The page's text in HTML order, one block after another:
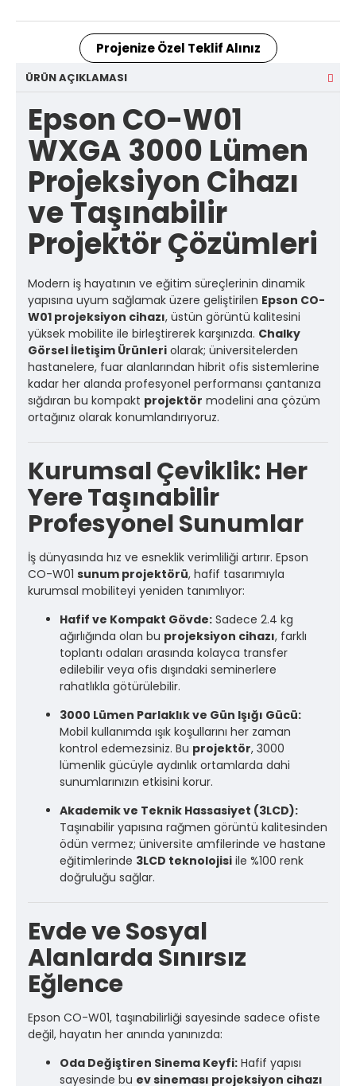
Projenize Özel Teklif Alınız
ÜRÜN AÇIKLAMASI
Epson CO-W01
WXGA 3000 Lümen
Projeksiyon Cihazı
ve Taşınabilir
Projektör Çözümleri
Modern iş hayatının ve eğitim süreçlerinin dinamik
yapısına uyum sağlamak üzere geliştirilen Epson CO-
W01 projeksiyon cihazı, üstün görüntü kalitesini
yüksek mobilite ile birleştirerek karşınızda. Chalky
Görsel İletişim Ürünleri olarak; üniversitelerden
hastanelere, fuar alanlarından hibrit ofis sistemlerine
kadar her alanda profesyonel performansı çantanıza
sığdıran bu kompakt projektör modelini ana çözüm
ortağınız olarak konumlandırıyoruz.
Kurumsal Çeviklik: Her
Yere Taşınabilir
Profesyonel Sunumlar
İş dünyasında hız ve esneklik verimliliği artırır. Epson
CO-W01 sunum projektörü, hafif tasarımıyla
kurumsal mobiliteyi yeniden tanımlıyor:
Hafif ve Kompakt Gövde: Sadece 2.4 kg
ağırlığında olan bu projeksiyon cihazı, farklı
toplantı odaları arasında kolayca transfer
edilebilir veya ofis dışındaki seminerlere
rahatlıkla götürülebilir.
3000 Lümen Parlaklık ve Gün Işığı Gücü:
Mobil kullanımda ışık koşullarını her zaman
kontrol edemezsiniz. Bu projektör, 3000
lümenlik gücüyle aydınlık ortamlarda dahi
sunumlarınızın etkisini korur.
Akademik ve Teknik Hassasiyet (3LCD):
Taşınabilir yapısına rağmen görüntü kalitesinden
ödün vermez; üniversite amfilerinde ve hastane
eğitimlerinde 3LCD teknolojisi ile %100 renk
doğruluğu sağlar.
Evde ve Sosyal
Alanlarda Sınırsız
Eğlence
Epson CO-W01, taşınabilirliği sayesinde sadece ofiste
değil, hayatın her anında yanınızda:
Oda Değiştiren Sinema Keyfi: Hafif yapısı
sayesinde bu ev sineması projeksiyon cihazı